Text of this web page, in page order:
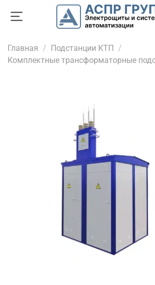
Главная
Подстанции КТП
Комплектные трансформаторные